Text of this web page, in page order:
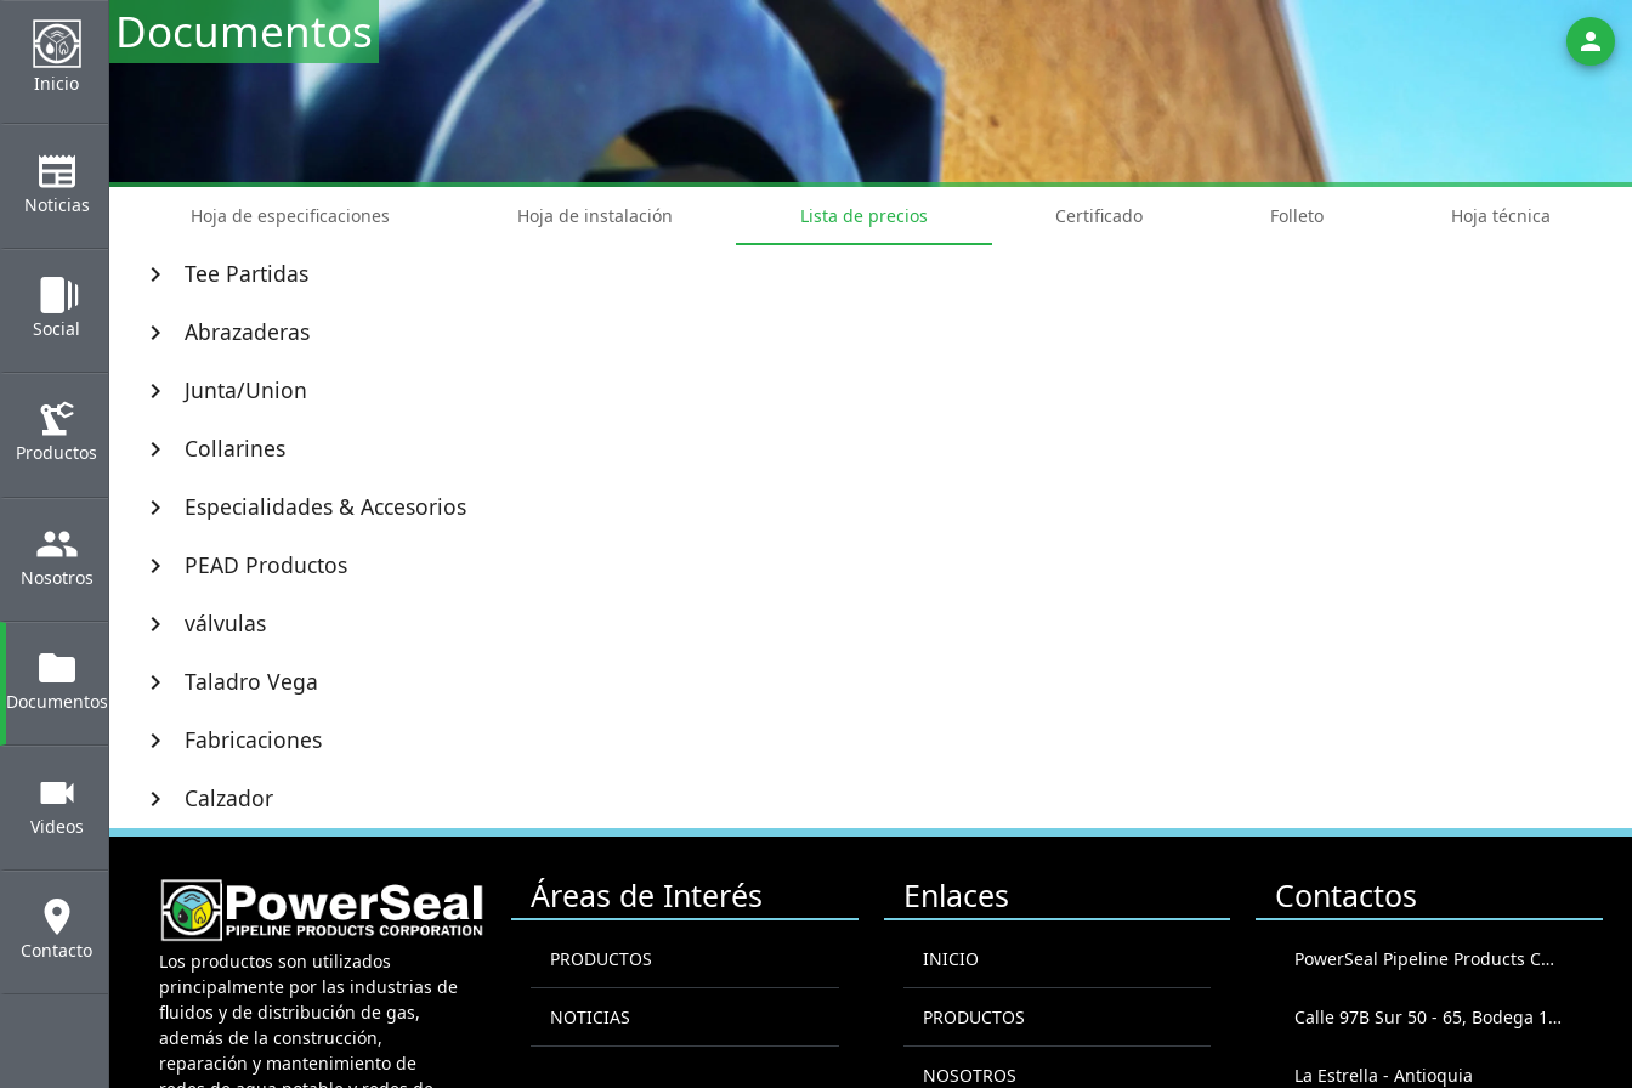
Inicio
newspaper
Noticias
web_stories
Social
precision_manufacturing
Productos
group
Nosotros
folder
Documentos
videocam
Videos
location_on
Contacto
person
Documentos
Hoja de especificaciones Hoja de instalación Lista de precios Certificado Folleto Hoja técnica
chevron_right Tee Partidas
chevron_right Abrazaderas
chevron_right Junta/Union
chevron_right Collarines
chevron_right Especialidades & Accesorios
chevron_right PEAD Productos
chevron_right válvulas
chevron_right Taladro Vega
chevron_right Fabricaciones
chevron_right Calzador
Los productos son utilizados
principalmente por las industrias de
fluidos y de distribución de gas,
además de la construcción,
reparación y mantenimiento de
Áreas de Interés
PRODUCTOS
NOTICIAS
Enlaces
INICIO
PRODUCTOS
NOSOTROS
Contactos
PowerSeal Pipeline Products Corporation
Calle 97B Sur 50 - 65, Bodega 102
La Estrella - Antioquia